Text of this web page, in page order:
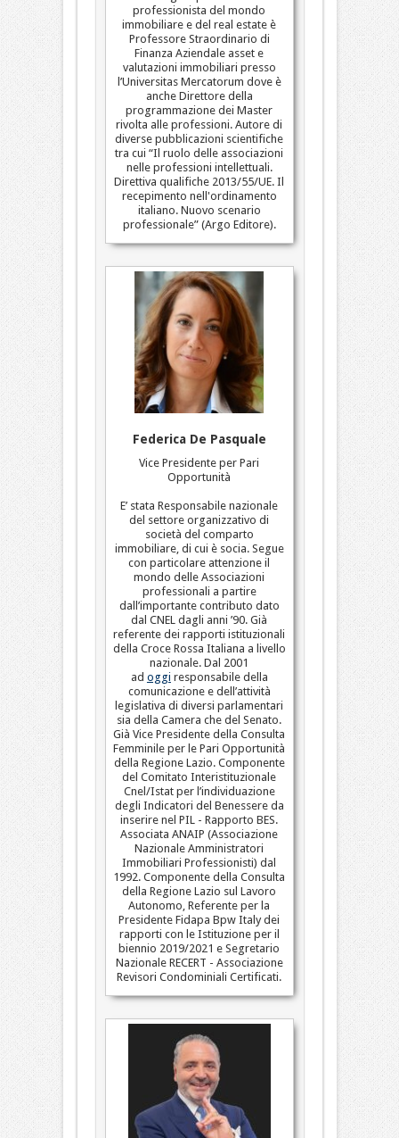
professionista del mondo
immobiliare e del real estate è
Professore Straordinario di
Finanza Aziendale asset e
valutazioni immobiliari presso
l’Universitas Mercatorum dove è
anche Direttore della
programmazione dei Master
rivolta alle professioni. Autore di
diverse pubblicazioni scientifiche
tra cui “Il ruolo delle associazioni
nelle professioni intellettuali.
Direttiva qualifiche 2013/55/UE. Il
recepimento nell'ordinamento
italiano. Nuovo scenario
professionale” (Argo Editore).
Federica De Pasquale
Vice Presidente per Pari
Opportunità
E’ stata Responsabile nazionale
del settore organizzativo di
società del comparto
immobiliare, di cui è socia. Segue
con particolare attenzione il
mondo delle Associazioni
professionali a partire
dall’importante contributo dato
dal CNEL dagli anni ’90. Già
referente dei rapporti istituzionali
della Croce Rossa Italiana a livello
nazionale. Dal 2001
ad oggi responsabile della
comunicazione e dell’attività
legislativa di diversi parlamentari
sia della Camera che del Senato.
Già Vice Presidente della Consulta
Femminile per le Pari Opportunità
della Regione Lazio. Componente
del Comitato Interistituzionale
Cnel/Istat per l’individuazione
degli Indicatori del Benessere da
inserire nel PIL - Rapporto BES.
Associata ANAIP (Associazione
Nazionale Amministratori
Immobiliari Professionisti) dal
1992. Componente della Consulta
della Regione Lazio sul Lavoro
Autonomo, Referente per la
Presidente Fidapa Bpw Italy dei
rapporti con le Istituzione per il
biennio 2019/2021 e Segretario
Nazionale RECERT - Associazione
Revisori Condominiali Certificati.